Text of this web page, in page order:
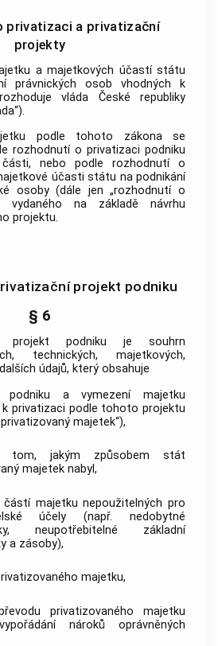
privatizaci a privatizační
projekty
a majetkových účastí státu
právnických osob vhodných k
vláda České republiky
podle tohoto zákona se
rozhodnutí o privatizaci podniku
nebo podle rozhodnutí o
účasti státu na podnikání
osoby (dále jen „rozhodnutí o
vydaného na základě návrhu
projektu.
projekt podniku
§ 6
projekt podniku je souhrn
technických, majetkových,
údajů, který obsahuje
podniku a vymezení majetku
k privatizaci podle tohoto projektu
majetek“),
tom, jakým způsobem stát
majetek nabyl,
částí majetku nepoužitelných pro
účely (např. nedobytné
neupotřebitelné základní
a zásoby),
majetku,
privatizovaného majetku
nároků oprávněných